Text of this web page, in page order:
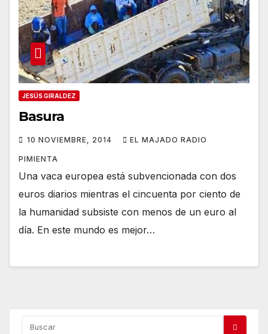
JESÚS GIRALDEZ
Basura
10 NOVIEMBRE, 2014 EL MAJADO RADIO
PIMIENTA
Una vaca europea está subvencionada con dos
euros diarios mientras el cincuenta por ciento de
la humanidad subsiste con menos de un euro al
día. En este mundo es mejor…